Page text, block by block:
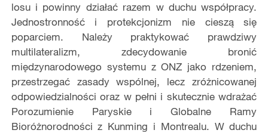
losu i powinny działać razem w duchu współpracy.
Jednostronność i protekcjonizm nie cieszą się
poparciem. Należy praktykować prawdziwy
multilateralizm, zdecydowanie bronić
międzynarodowego systemu z ONZ jako rdzeniem,
przestrzegać zasady wspólnej, lecz zróżnicowanej
odpowiedzialności oraz w pełni i skutecznie wdrażać
Porozumienie Paryskie i Globalne Ramy
Bioróżnorodności z Kunming i Montrealu. W duchu